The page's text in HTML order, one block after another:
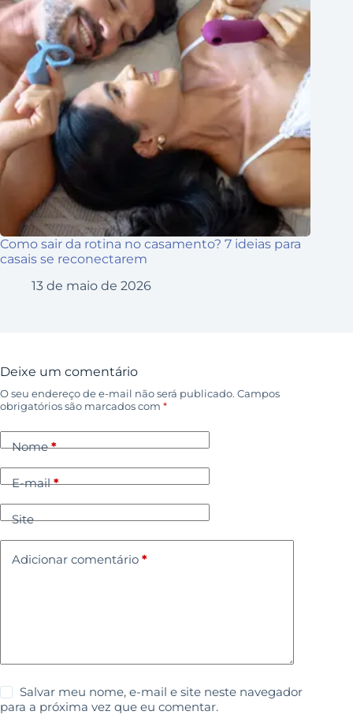
Como sair da rotina no casamento? 7 ideias para
casais se reconectarem
13 de maio de 2026
Deixe um comentário
O seu endereço de e-mail não será publicado. Campos
obrigatórios são marcados com *
Nome*
E-mail*
Site
Adicionar comentário *
Salvar meu nome, e-mail e site neste navegador
para a próxima vez que eu comentar.